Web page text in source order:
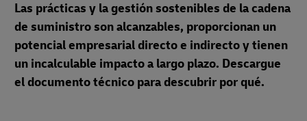
Las prácticas y la gestión sostenibles de la cadena
de suministro son alcanzables, proporcionan un
potencial empresarial directo e indirecto y tienen
un incalculable impacto a largo plazo. Descargue
el documento técnico para descubrir por qué.